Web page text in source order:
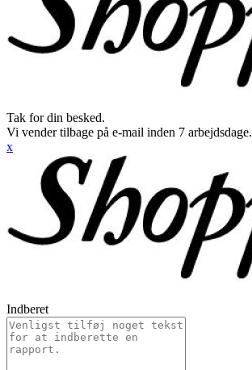
Tak for din besked.
Vi vender tilbage på e-mail inden 7 arbejdsdage.
x
Indberet